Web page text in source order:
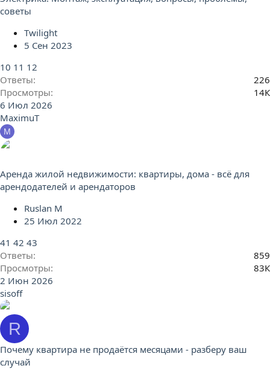
советы
Twilight
5 Сен 2023
10 11 12
Ответы
226
Просмотры
14К
6 Июл 2026
MaximuT
M
Аренда жилой недвижимости: квартиры, дома - всё для
арендодателей и арендаторов
Ruslan M
25 Июл 2022
41 42 43
Ответы
859
Просмотры
83К
2 Июн 2026
sisoff
R
Почему квартира не продаётся месяцами - разберу ваш
случай